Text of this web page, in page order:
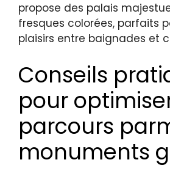
propose des palais
fresques colorées, parfaits
plaisirs entre baignades et
Conseils
pour
parcours
monuments